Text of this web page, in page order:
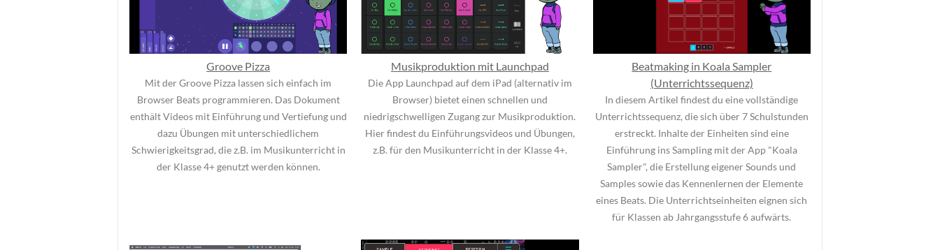
Groove Pizza
Mit der Groove Pizza lassen sich einfach im
Browser Beats programmieren. Das Dokument
enthält Videos mit Einführung und Vertiefung und
dazu Übungen mit unterschiedlichem
Schwierigkeitsgrad, die z.B. im Musikunterricht in
der Klasse 4+ genutzt werden können.
Musikproduktion mit Launchpad
Die App Launchpad auf dem iPad (alternativ im
Browser) bietet einen schnellen und
niedrigschwelligen Zugang zur Musikproduktion.
Hier findest du Einführungsvideos und Übungen,
z.B. für den Musikunterricht in der Klasse 4+.
Beatmaking in Koala Sampler
(Unterrichtssequenz)
In diesem Artikel findest du eine vollständige
Unterrichtssequenz, die sich über 7 Schulstunden
erstreckt. Inhalte der Einheiten sind eine
Einführung ins Sampling mit der App "Koala
Sampler", die Erstellung eigener Sounds und
Samples sowie das Kennenlernen der Elemente
eines Beats. Die Unterrichtseinheiten eignen sich
für Klassen ab Jahrgangsstufe 6 aufwärts.